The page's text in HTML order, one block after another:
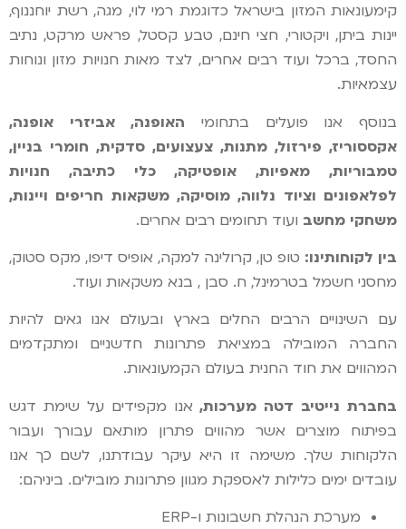
קימעונאות המזון בישראל כדוגמת רמי לוי, מגה, רשת יוחננוף,
יינות ביתן, ויקטורי, חצי חינם, טבע קסטל, פראש מרקט, נתיב
החסד, ברכל ועוד רבים אחרים, לצד מאות חנויות מזון ונוחות
עצמאיות.
בנוסף אנו פועלים בתחומי האופנה, אביזרי אופנה,
אקססוריז, פירזול, מתנות, צעצועים, סדקית, חומרי בניין,
טמבוריות, מאפיות, אופטיקה, כלי כתיבה, חנויות
לפלאפונים וציוד נלווה, מוסיקה, משקאות חריפים ויינות,
משחקי מחשב ועוד תחומים רבים אחרים.
בין לקוחותינו: טופ טן, קרולינה למקה, אופיס דיפו, מקס סטוק,
מחסני חשמל בטרמינל, ח. סבן , בנא משקאות ועוד.
עם השינויים הרבים החלים בארץ ובעולם אנו גאים להיות
החברה המובילה במציאת פתרונות חדשניים ומתקדמים
המהווים את חוד החנית בעולם הקמעונאות.
בחברת נייטיב דטה מערכות,אנו מקפידים על שימת דגש
בפיתוח מוצרים אשר מהווים פתרון מותאם עבורך ועבור
הלקוחות שלך. משימה זו היא עיקר עבודתנו, לשם כך אנו
עובדים ימים כלילות לאספקת מגוון פתרונות מובילים. ביניהם:
מערכת הנהלת חשבונות ו-ERP